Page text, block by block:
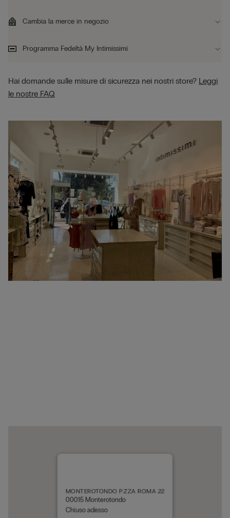
MONTEROTONDO P.ZZA ROMA 22
00015 Monterotondo
Chiuso adesso
Cambia la merce in negozio
Programma Fedeltà My Intimissimi
Hai domande sulle misure di sicurezza nei nostri store? Leggi
le nostre FAQ